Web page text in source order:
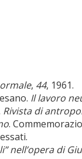
, 44, 1961.
Il lavoro
Rivista di
.
nell’opera di